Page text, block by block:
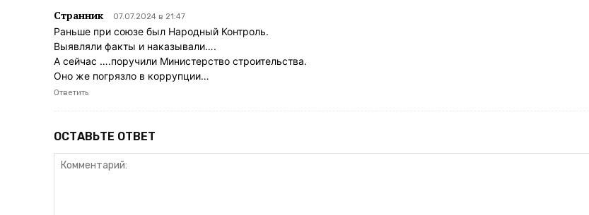
Странник 07.07.2024 в 21:47
Раньше при союзе был Народный Контроль.
Выявляли факты и наказывали….
А сейчас ….поручили Министерство строительства.
Оно же погрязло в коррупции…
Ответить
ОСТАВЬТЕ ОТВЕТ